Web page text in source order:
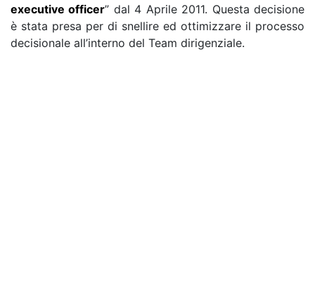
executive officer” dal 4 Aprile 2011. Questa decisione
è stata presa per di snellire ed ottimizzare il processo
decisionale all’interno del Team dirigenziale.